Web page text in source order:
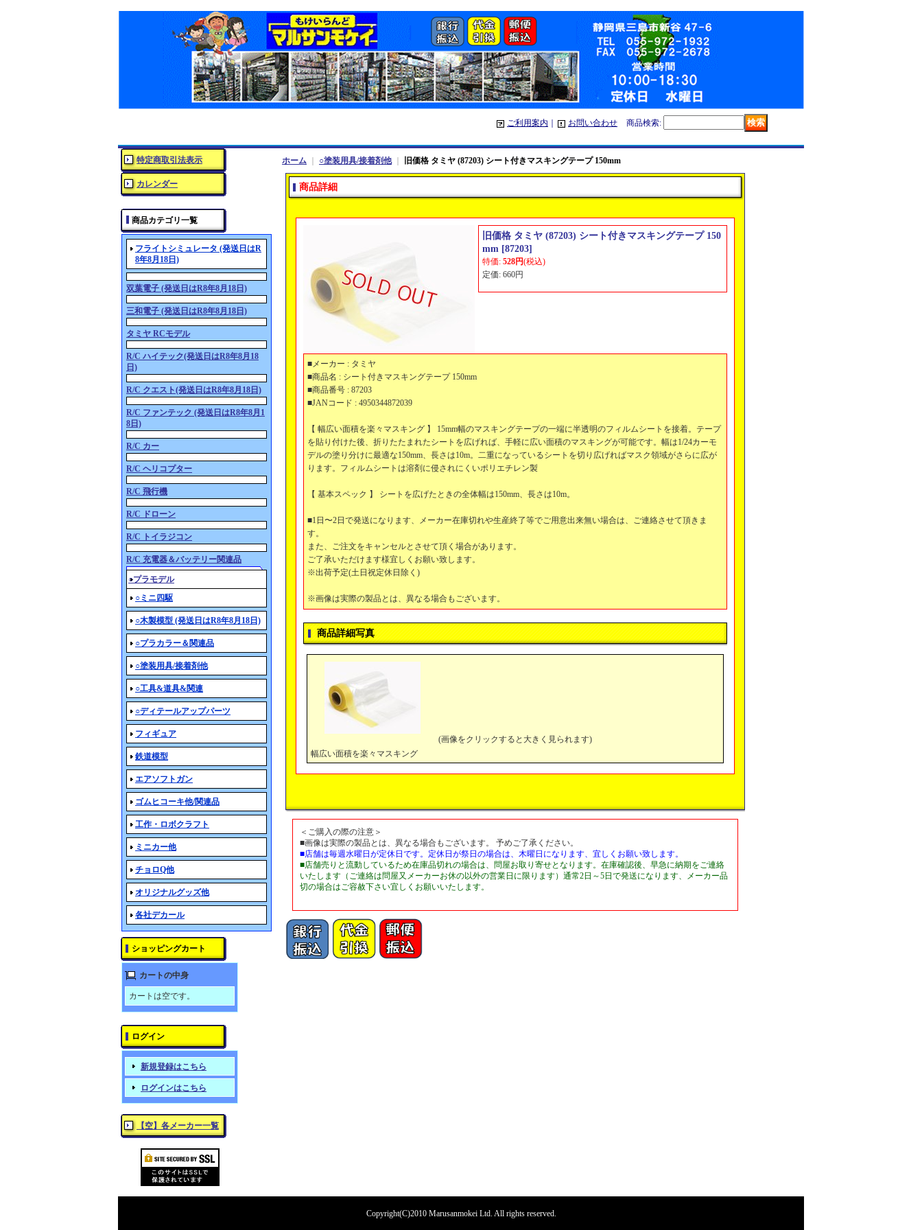
ご利用案内 お問い合わせ 商品検索:
特定商取引法表示
カレンダー
商品カテゴリ一覧
フライトシミュレータ (発送日はR
8年8月18日)
双葉電子 (発送日はR8年8月18日)
三和電子 (発送日はR8年8月18日)
タミヤ RCモデル
R/C ハイテック(発送日はR8年8月18
日)
R/C クエスト(発送日はR8年8月18日)
R/C ファンテック (発送日はR8年8月1
8日)
R/C カー
R/C ヘリコプター
R/C 飛行機
R/C ドローン
R/C トイラジコン
R/C 充電器＆バッテリー関連品
○プラモデル
○ミニ四駆
○木製模型 (発送日はR8年8月18日)
○プラカラー＆関連品
○塗装用具/接着剤他
○工具&道具&関連
○ディテールアップパーツ
フィギュア
鉄道模型
エアソフトガン
ゴムヒコーキ他/関連品
工作・ロボクラフト
ミニカー他
チョロQ他
オリジナルグッズ他
各社デカール
ショッピングカート
カートの中身
カートは空です。
ログイン
新規登録はこちら
ログインはこちら
【空】各メーカー一覧
ホーム ○塗装用具/接着剤他｜ 旧価格 タミヤ (87203) シート付きマスキングテープ 150mm
商品詳細
旧価格 タミヤ (87203) シート付きマスキングテープ 150
mm [87203]
特価: 528円(税込)
定価: 660円
■メーカー : タミヤ
■商品名 : シート付きマスキングテープ 150mm
■商品番号 : 87203
■JANコード : 4950344872039
【 幅広い面積を楽々マスキング 】 15mm幅のマスキングテープの一端に半透明のフィルムシートを接着。テープ
を貼り付けた後、折りたたまれたシートを広げれば、手軽に広い面積のマスキングが可能です。幅は1/24カーモ
デルの塗り分けに最適な150mm、長さは10m。二重になっているシートを切り広げればマスク領域がさらに広が
ります。フィルムシートは溶剤に侵されにくいポリエチレン製
【 基本スペック 】 シートを広げたときの全体幅は150mm、長さは10m。
■1日〜2日で発送になります、メーカー在庫切れや生産終了等でご用意出来無い場合は、ご連絡させて頂きま
す。
また、ご注文をキャンセルとさせて頂く場合があります。
ご了承いただけます様宜しくお願い致します。
※出荷予定(土日祝定休日除く)
※画像は実際の製品とは、異なる場合もございます。
商品詳細写真
(画像をクリックすると大きく見られます)
幅広い面積を楽々マスキング
＜ご購入の際の注意＞
■画像は実際の製品とは、異なる場合もございます。 予めご了承ください。
■店舗は毎週水曜日が定休日です。定休日が祭日の場合は、木曜日になります、宜しくお願い致します。
■店舗売りと流動しているため在庫品切れの場合は、問屋お取り寄せとなります。在庫確認後、早急に納期をご連絡
いたします（ご連絡は問屋又メーカーお休の以外の営業日に限ります）通常2日～5日で発送になります、メーカー品
切の場合はご容赦下さい宜しくお願いいたします。
Copyright(C)2010 Marusanmokei Ltd. All rights reserved.